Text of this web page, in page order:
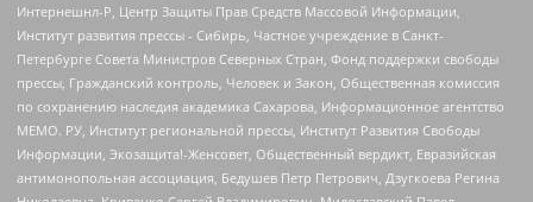
Интернешнл-Р, Центр Защиты Прав Средств Массовой Информации,
Институт развития прессы - Сибирь, Частное учреждение в Санкт-
Петербурге Совета Министров Северных Стран, Фонд поддержки свободы
прессы, Гражданский контроль, Человек и Закон, Общественная комиссия
по сохранению наследия академика Сахарова, Информационное агентство
МЕМО. РУ, Институт региональной прессы, Институт Развития Свободы
Информации, Экозащита!-Женсовет, Общественный вердикт, Евразийская
антимонопольная ассоциация, Бедушев Петр Петрович, Дзугкоева Регина